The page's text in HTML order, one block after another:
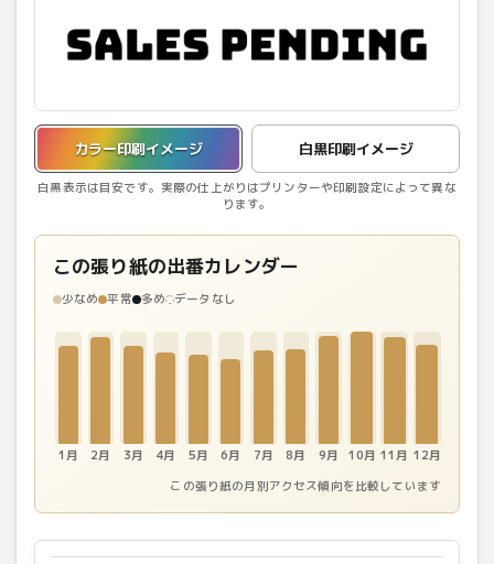
カラー印刷イメージ 白黒印刷イメージ
白黒表示は目安です。実際の仕上がりはプリンターや印刷設定によって異な
ります。
カラー印刷イメージを表示しています。
この張り紙の出番カレンダー
少なめ 平常 多め データなし
1月 2月 3月 4月 5月 6月 7月 8月 9月 10月 11月 12月
この張り紙の月別アクセス傾向を比較しています